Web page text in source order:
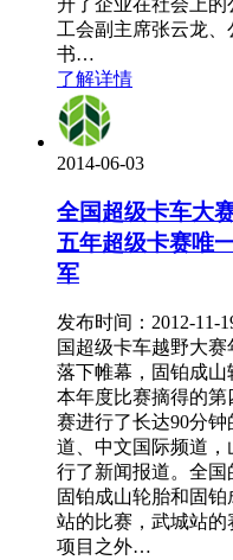
工会副主席张云龙、
书…
了解详情
2014-06-03
全国超级卡车大
五年超级卡赛唯
军
发布时间：2012-11-
国超级卡车越野大
落下帷幕，固铂成
本年度比赛摘得的
赛进行了长达90分
道、中文国际频道
行了新闻报道。全
固铂成山轮胎和固
站的比赛，武城站
项目之外…